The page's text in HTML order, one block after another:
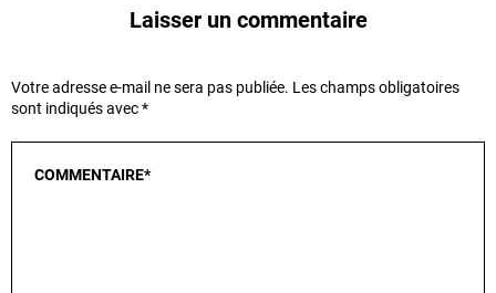
Laisser un commentaire
Votre adresse e-mail ne sera pas publiée. Les champs obligatoires
sont indiqués avec*